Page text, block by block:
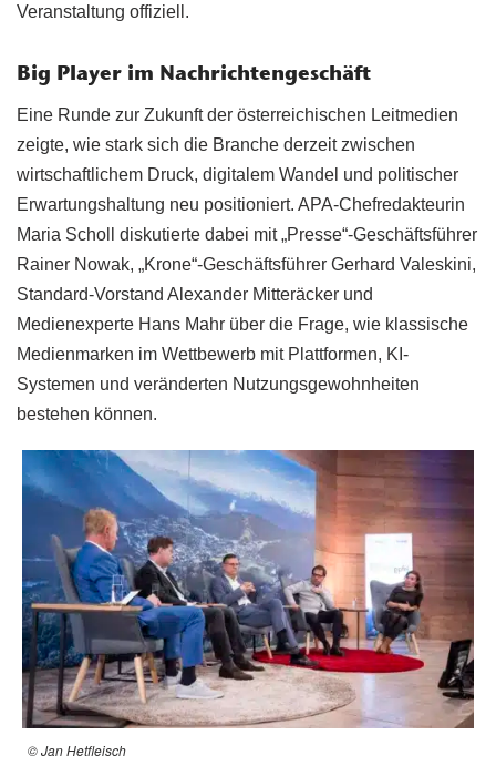
Veranstaltung offiziell.
Big Player im Nachrichtengeschäft
Eine Runde zur Zukunft der österreichischen Leitmedien
zeigte, wie stark sich die Branche derzeit zwischen
wirtschaftlichem Druck, digitalem Wandel und politischer
Erwartungshaltung neu positioniert. APA-Chefredakteurin
Maria Scholl diskutierte dabei mit „Presse“-Geschäftsführer
Rainer Nowak, „Krone“-Geschäftsführer Gerhard Valeskini,
Standard-Vorstand Alexander Mitteräcker und
Medienexperte Hans Mahr über die Frage, wie klassische
Medienmarken im Wettbewerb mit Plattformen, KI-
Systemen und veränderten Nutzungsgewohnheiten
bestehen können.
© Jan Hetfleisch